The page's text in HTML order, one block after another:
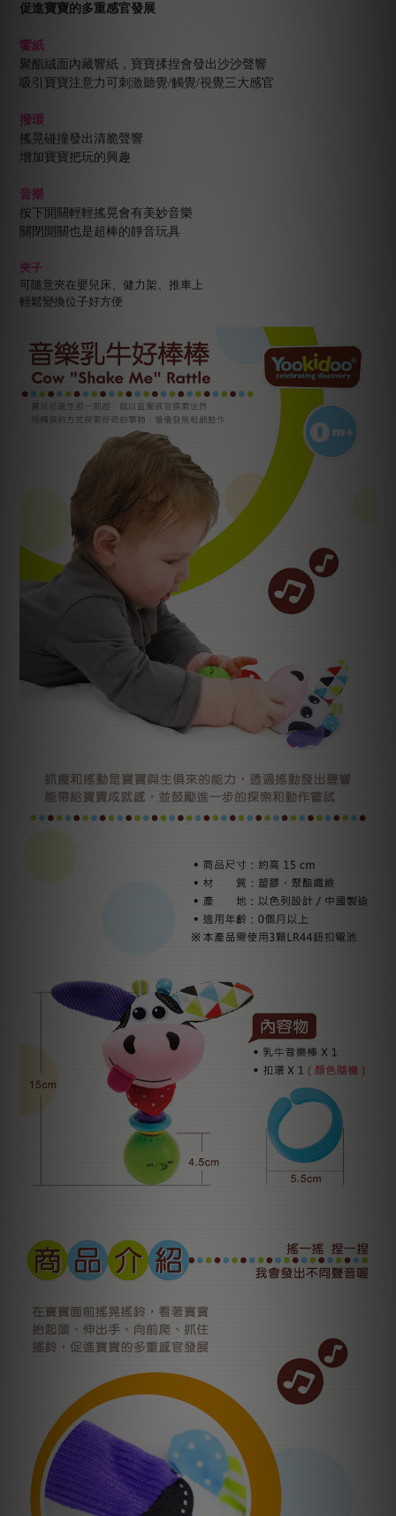
促進寶寶的多重感官發展
饗紙
聚酯絨面內藏響紙，寶寶揉捏會發出沙沙聲響
吸引寶寶注意力可刺激聽覺/觸覺/視覺三大感官
撥環
搖晃碰撞發出清脆聲響
增加寶寶把玩的興趣
音樂
按下開關輕輕搖晃會有美妙音樂
關閉開關也是超棒的靜音玩具
夾子
可隨意夾在嬰兒床、健力架、推車上
輕鬆變換位子好方便